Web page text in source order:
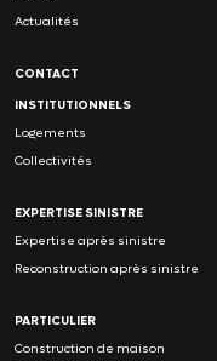
Actualités
CONTACT
INSTITUTIONNELS
Logements
Collectivités
EXPERTISE SINISTRE
Expertise après sinistre
Reconstruction après sinistre
PARTICULIER
Construction de maison